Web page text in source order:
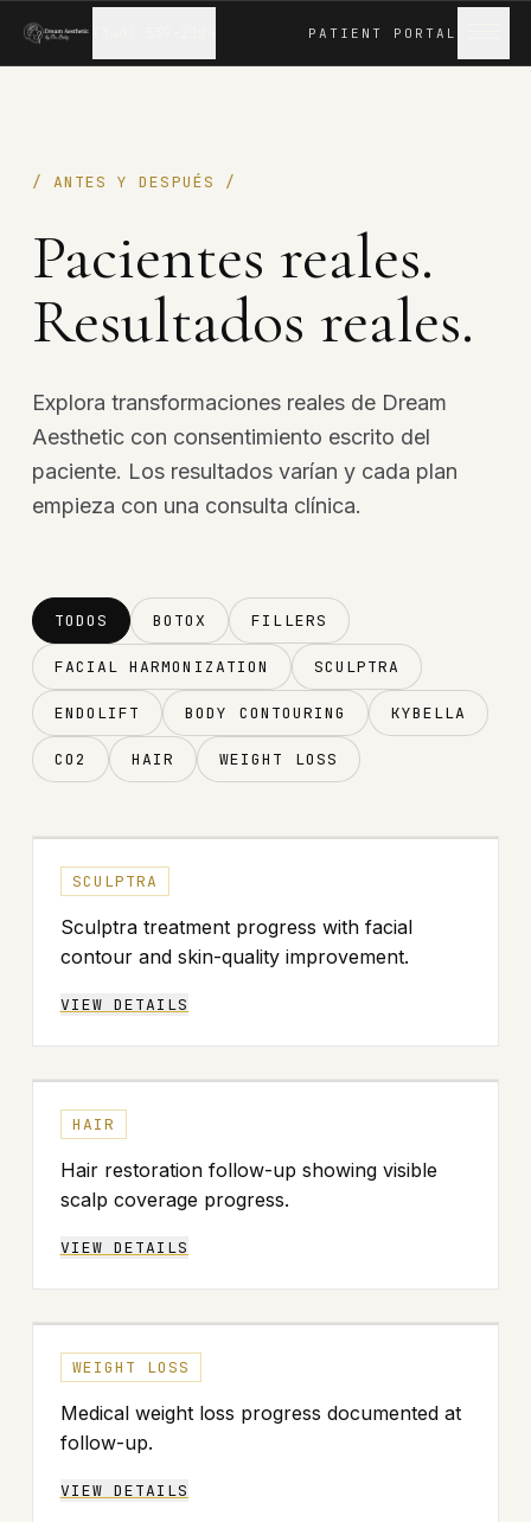
PATIENT PORTAL
/ ANTES Y DESPUÉS /
Pacientes reales.
Resultados reales.
Explora transformaciones reales de Dream
Aesthetic con consentimiento escrito del
paciente. Los resultados varían y cada plan
empieza con una consulta clínica.
TODOS BOTOX FILLERS
FACIAL HARMONIZATION SCULPTRA
ENDOLIFT BODY CONTOURING KYBELLA
CO2 HAIR WEIGHT LOSS
↔
ANTES
SCULPTRA
Sculptra treatment progress with facial
contour and skin-quality improvement.
VIEW DETAILS
↔
ANTES
HAIR
Hair restoration follow-up showing visible
scalp coverage progress.
VIEW DETAILS
↔
ANTES
WEIGHT LOSS
Medical weight loss progress documented at
follow-up.
VIEW DETAILS